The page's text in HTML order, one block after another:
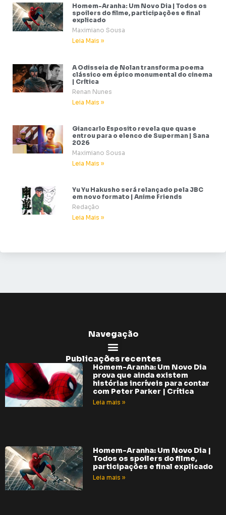
Homem-Aranha: Um Novo Dia | Todos os
spoilers do filme, participações e final
explicado
Maximiano Sousa
Leia Mais »
A Odisseia de Nolan transforma poema
clássico em épico monumental do cinema
| Crítica
Renan Nunes
Leia Mais »
Giancarlo Esposito revela que quase
entrou para o elenco de Superman | Sana
2026
Maximiano Sousa
Leia Mais »
Yu Yu Hakusho será relançado pela JBC
em novo formato | Anime Friends
Redação
Leia Mais »
Navegação
Publicações recentes
Homem-Aranha: Um Novo Dia
prova que ainda existem
histórias incríveis para contar
com Peter Parker | Crítica
Leia mais »
Homem-Aranha: Um Novo Dia |
Todos os spoilers do filme,
participações e final explicado
Leia mais »